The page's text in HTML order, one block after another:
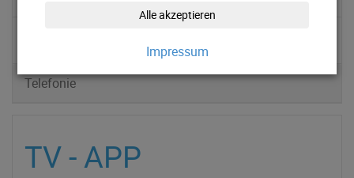
TV - APP
Telefonie
Alle akzeptieren
Impressum